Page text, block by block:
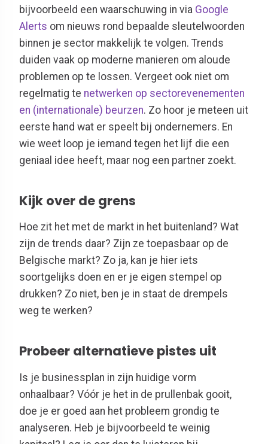
bijvoorbeeld een waarschuwing in via Google
Alerts om nieuws rond bepaalde sleutelwoorden
binnen je sector makkelijk te volgen. Trends
duiden vaak op moderne manieren om aloude
problemen op te lossen. Vergeet ook niet om
regelmatig te netwerken op sectorevenementen
en (internationale) beurzen. Zo hoor je meteen uit
eerste hand wat er speelt bij ondernemers. En
wie weet loop je iemand tegen het lijf die een
geniaal idee heeft, maar nog een partner zoekt.
Kijk over de grens
Hoe zit het met de markt in het buitenland? Wat
zijn de trends daar? Zijn ze toepasbaar op de
Belgische markt? Zo ja, kan je hier iets
soortgelijks doen en er je eigen stempel op
drukken? Zo niet, ben je in staat de drempels
weg te werken?
Probeer alternatieve pistes uit
Is je businessplan in zijn huidige vorm
onhaalbaar? Vóór je het in de prullenbak gooit,
doe je er goed aan het probleem grondig te
analyseren. Heb je bijvoorbeeld te weinig